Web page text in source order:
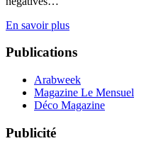
En savoir plus
Publications
Arabweek
Magazine Le Mensuel
Déco Magazine
Publicité